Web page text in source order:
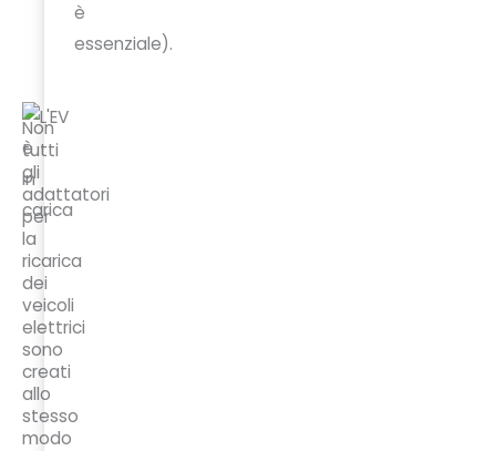
è
essenziale).
Non
tutti
gli
adattatori
per
la
ricarica
dei
veicoli
elettrici
sono
creati
allo
stesso
modo